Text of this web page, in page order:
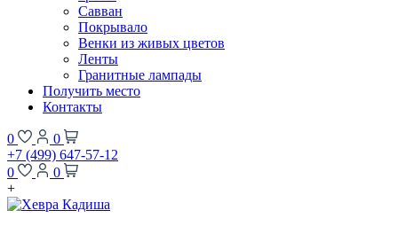
Савван
Покрывало
Венки из живых цветов
Ленты
Гранитные лампады
Получить место
Контакты
0
0
+7 (499) 647-57-12
0
0
+